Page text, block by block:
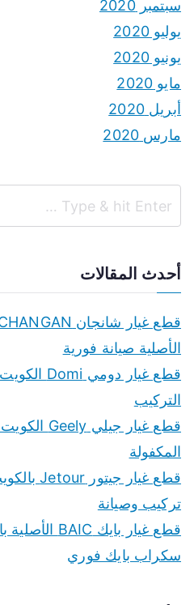
سبتمبر 2020
يوليو 2020
يونيو 2020
مايو 2020
أبريل 2020
مارس 2020
أحدث المقالات
الأصلية صيانة فورية
التركيب
المكفولة
تركيب وصيانة
سكراب بايك فوري